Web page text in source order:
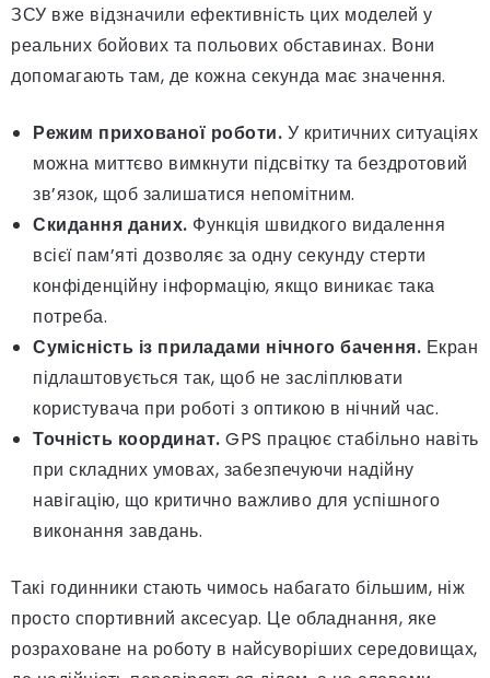
ЗСУ вже відзначили ефективність цих моделей у
реальних бойових та польових обставинах. Вони
допомагають там, де кожна секунда має значення.
Режим прихованої роботи. У критичних ситуаціях
можна миттєво вимкнути підсвітку та бездротовий
зв’язок, щоб залишатися непомітним.
Скидання даних. Функція швидкого видалення
всієї пам’яті дозволяє за одну секунду стерти
конфіденційну інформацію, якщо виникає така
потреба.
Сумісність із приладами нічного бачення. Екран
підлаштовується так, щоб не засліплювати
користувача при роботі з оптикою в нічний час.
Точність координат. GPS працює стабільно навіть
при складних умовах, забезпечуючи надійну
навігацію, що критично важливо для успішного
виконання завдань.
Такі годинники стають чимось набагато більшим, ніж
просто спортивний аксесуар. Це обладнання, яке
розраховане на роботу в найсуворіших середовищах,